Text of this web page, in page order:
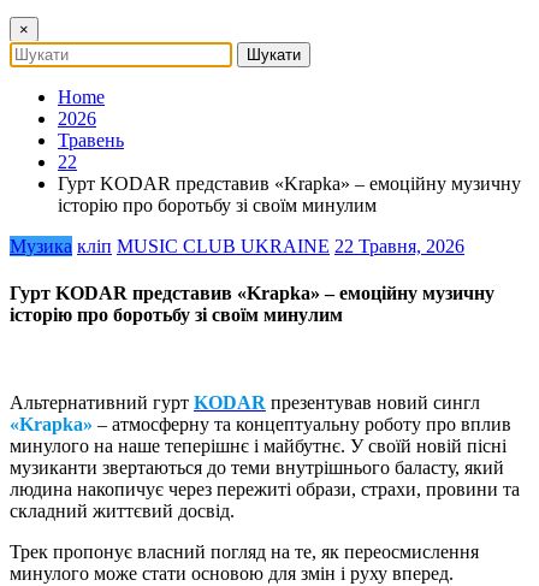
×
Home
2026
Травень
22
Гурт KODAR представив «Krapka» – емоційну музичну
історію про боротьбу зі своїм минулим
Музика кліп MUSIC CLUB UKRAINE 22 Травня, 2026
Гурт KODAR представив «Krapka» – емоційну музичну
історію про боротьбу зі своїм минулим
Альтернативний гурт KODAR презентував новий сингл
«Krapka» – атмосферну та концептуальну роботу про вплив
минулого на наше теперішнє і майбутнє. У своїй новій пісні
музиканти звертаються до теми внутрішнього баласту, який
людина накопичує через пережиті образи, страхи, провини та
складний життєвий досвід.
Трек пропонує власний погляд на те, як переосмислення
минулого може стати основою для змін і руху вперед.